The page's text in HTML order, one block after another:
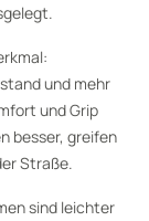
und mehr
und Grip
besser, greifen
Straße.
sind leichter